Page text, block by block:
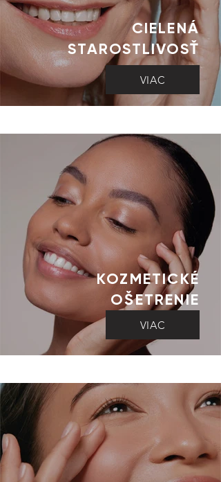
CIELENÁ
STAROSTLIVOSŤ
VIAC
KOZMETICKÉ
OŠETRENIE
VIAC